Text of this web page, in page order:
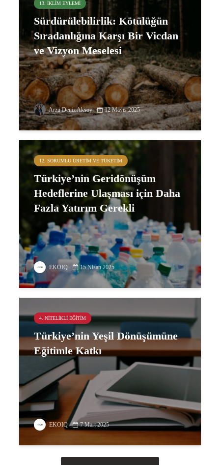
13. İKLIM EYLEMI
Sürdürülebilirlik: Kötülüğün
Sıradanlığına Karşı Bir Vicdan
ve Vizyon Meselesi
Arzu Deniz Aksoy 12 Mayıs 2025
12. SORUMLU ÜRETIM VE TÜKETIM
Türkiye’nin Geridönüşüm
Hedeflerine Ulaşması için Daha
Fazla Yatırım Gerekli
EKOIQ 15 Nisan 2025
4. NITELIKLI EĞITIM
Türkiye’nin Yeşil Dönüşümüne
Eğitimle Katkı
EKOIQ 7 Mart 2025